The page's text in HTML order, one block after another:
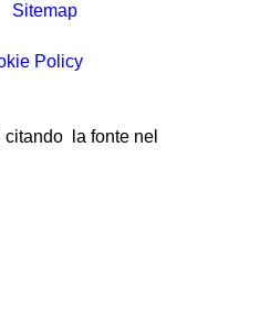
Sitemap
Policy
la fonte nel